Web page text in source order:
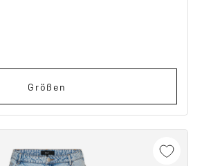
Größen